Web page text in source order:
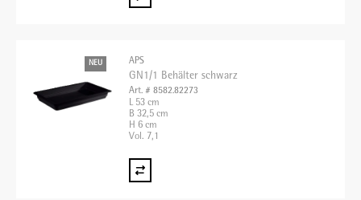
NEU APS
GN1/1 Behälter schwarz
Art. # 8582.82273
L 53 cm
B 32,5 cm
H 6 cm
Vol. 7,1